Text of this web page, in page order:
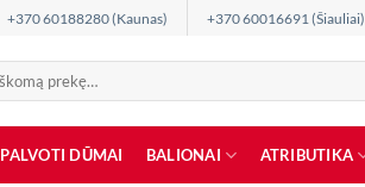
+370 60188280 (Kaunas) +370 60016691 (Šiauliai)
DŪMAI BALIONAI ATRIBUTIKA